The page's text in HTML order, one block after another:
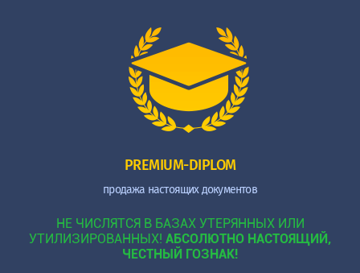
PREMIUM-DIPLOM
продажа настоящих документов
НЕ ЧИСЛЯТСЯ В БАЗАХ УТЕРЯННЫХ ИЛИ
УТИЛИЗИРОВАННЫХ! АБСОЛЮТНО НАСТОЯЩИЙ,
ЧЕСТНЫЙ ГОЗНАК!